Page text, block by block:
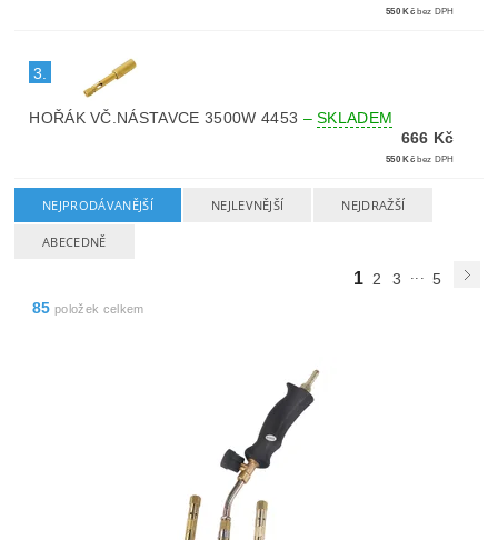
550 Kč bez DPH
3.
HOŘÁK VČ.NÁSTAVCE 3500W 4453 –SKLADEM
666 Kč
550 Kč bez DPH
NEJPRODÁVANĚJŠÍ NEJLEVNĚJŠÍ NEJDRAŽŠÍ
ABECEDNĚ
1 2 3 ... 5
85 položek celkem